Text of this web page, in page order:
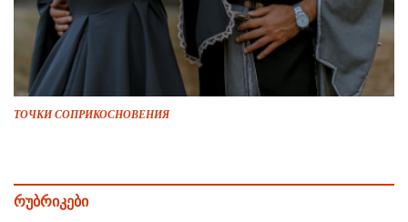
ТОЧКИ СОПРИКОСНОВЕНИЯ
რუბრიკები